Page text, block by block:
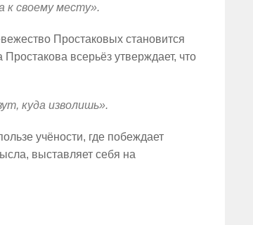
к своему месту».
Простаковых становится
всерьёз утверждает, что
куда изволишь».
учёности, где побеждает
выставляет себя на